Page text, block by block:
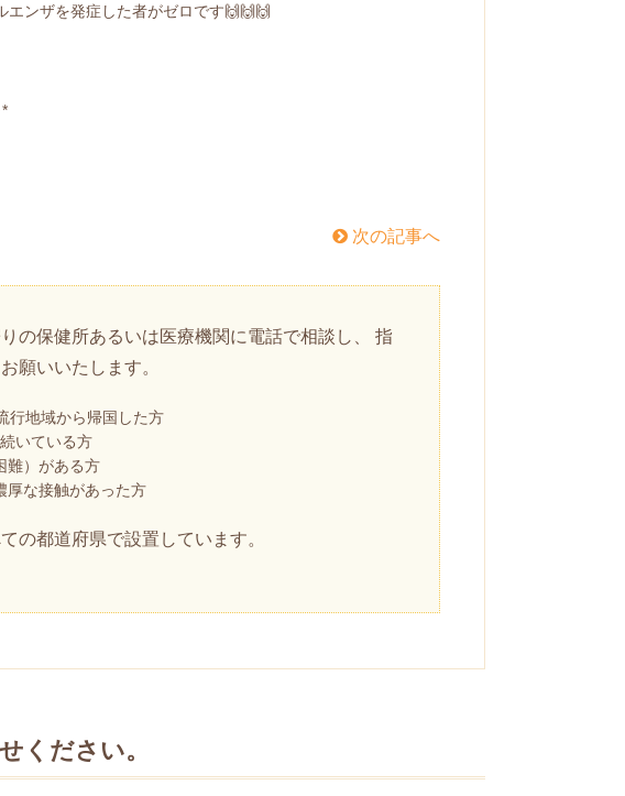
ンザを発症した者がゼロです🙌🙌🙌
次の記事へ
の保健所あるいは医療機関に電話で相談し、 指
願いいたします。
行地域から帰国した方
いている方
難）がある方
厚な接触があった方
の都道府県で設置しています。
ください。